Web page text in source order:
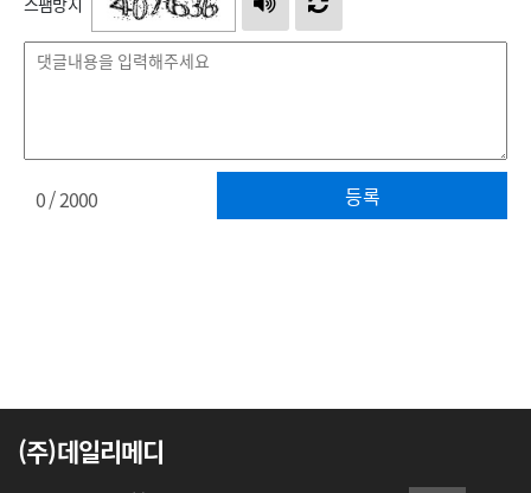
등록
0/ 2000
(주)데일리메디